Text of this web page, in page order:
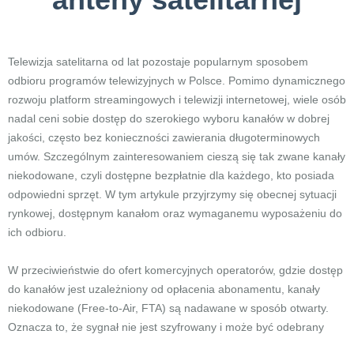
Telewizja satelitarna od lat pozostaje popularnym sposobem
odbioru programów telewizyjnych w Polsce. Pomimo dynamicznego
rozwoju platform streamingowych i telewizji internetowej, wiele osób
nadal ceni sobie dostęp do szerokiego wyboru kanałów w dobrej
jakości, często bez konieczności zawierania długoterminowych
umów. Szczególnym zainteresowaniem cieszą się tak zwane kanały
niekodowane, czyli dostępne bezpłatnie dla każdego, kto posiada
odpowiedni sprzęt. W tym artykule przyjrzymy się obecnej sytuacji
rynkowej, dostępnym kanałom oraz wymaganemu wyposażeniu do
ich odbioru.
W przeciwieństwie do ofert komercyjnych operatorów, gdzie dostęp
do kanałów jest uzależniony od opłacenia abonamentu, kanały
niekodowane (Free-to-Air, FTA) są nadawane w sposób otwarty.
Oznacza to, że sygnał nie jest szyfrowany i może być odebrany